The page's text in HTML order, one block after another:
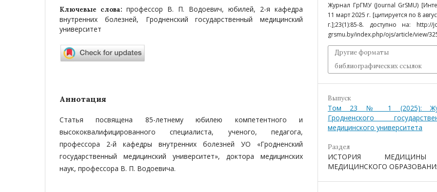
Ключевые слова: профессор В. П. Водоевич, юбилей, 2-я кафедра
внутренних болезней, Гродненский государственный медицинский
университет
Аннотация
Статья посвящена 85-летнему юбилею компетентного и
высококвалифицированного специалиста, ученого, педагога,
профессора 2-й кафедры внутренних болезней УО «Гродненский
государственный медицинский университет», доктора медицинских
наук, профессора В. П. Водоевича.
Журнал ГрГМУ (Journal GrSMU)
11 март 2025 г. [цитируется по 8
г.];23(1):85-8. доступно на: http://
grsmu.by/index.php/ojs/article/view/
Другие форматы
библиографических ссылок
Выпуск
Том 23 № 1 (2025):
Гродненского
медицинского университета
Раздел
ИСТОРИЯ
МЕДИЦИНСКОГО